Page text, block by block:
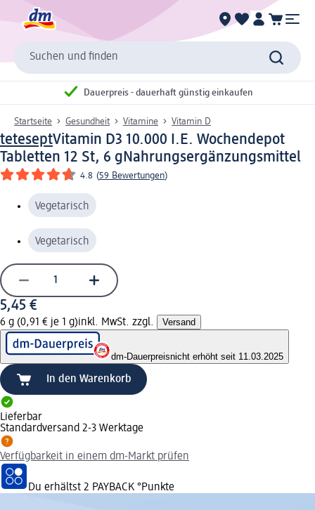
Suchen und finden
Dauerpreis - dauerhaft günstig einkaufen
Startseite Gesundheit Vitamine Vitamin D
teteseptVitamin D3 10.000 I.E. Wochendepot
Tabletten 12 St, 6 gNahrungsergänzungsmittel
4.8 (59 Bewertungen)
Vegetarisch
Vegetarisch
5,45 €
6 g (0,91 € je 1 g)inkl. MwSt. zzgl. Versand
dm-Dauerpreisnicht erhöht seit 11.03.2025
In den Warenkorb
Lieferbar
Standardversand 2-3 Werktage
Verfügbarkeit in einem dm-Markt prüfen
Du erhältst 2 PAYBACK °Punkte